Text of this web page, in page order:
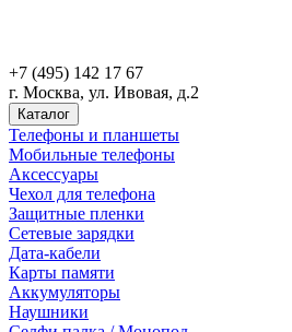
+7 (495) 142 17 67
г. Москва, ул. Ивовая, д.2
Каталог
Телефоны и планшеты
Мобильные телефоны
Аксессуары
Чехол для телефона
Защитные пленки
Сетевые зарядки
Дата-кабели
Карты памяти
Аккумуляторы
Наушники